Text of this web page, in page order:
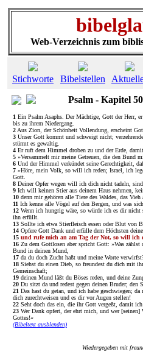
Web-Verzeichnis zum
Stichworte Bibelstellen
Psalm - Kapitel 50
1 Ein Psalm Asaphs. Der Mächtige, Gott der Herr,
bis zu ihrem Niedergang.
2 Aus Zion, der Schönheit Vollendung, erscheint
3 Unser Gott kommt und schweigt nicht;
stürmt es gewaltig.
4 Er ruft dem Himmel droben zu und der Erde,
5 »Versammelt mir meine Getreuen, die den Bund
6 Und der Himmel verkündet seine Gerechtigkeit,
7 »Höre, mein Volk, so will ich reden; Israel, ich
Gott.
8 Deiner Opfer wegen will ich dich nicht tadeln,
9 Ich will keinen Stier aus deinem Haus nehmen,
10 denn mir gehören alle Tiere des Waldes, das Vieh
11 Ich kenne alle Vögel auf den Bergen, und was
12 Wenn ich hungrig wäre, so würde ich es dir
ihn erfüllt.
13 Sollte ich etwa Stierfleisch essen oder Blut von
14 Opfere Gott Dank und erfülle dem Höchsten
15 und rufe mich an am Tag der Not, so will ich
16 Zu dem Gottlosen aber spricht Gott: »Was
Bund in deinen Mund,
17 da du doch Zucht haßt und meine Worte
18 Siehst du einen Dieb, so freundest du dich mit
Gemeinschaft;
19 deinen Mund läßt du Böses reden, und deine
20 Du sitzt da und redest gegen deinen Bruder; den
21 Das hast du getan, und ich habe geschwiegen;
dich zurechtweisen und es dir vor Augen stellen!
22 Seht doch das ein, die ihr Gott vergeßt, damit
23 Wer Dank opfert, der ehrt mich, und wer [seinen]
Gottes!«
(Bibeltext ausblenden)
Wiedergegeben mit